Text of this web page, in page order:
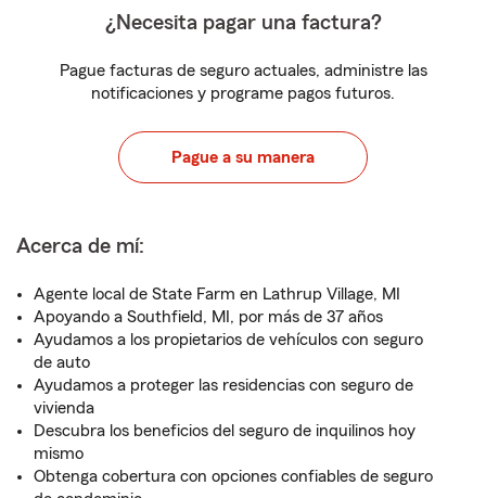
¿Necesita pagar una factura?
Pague facturas de seguro actuales, administre las
notificaciones y programe pagos futuros.
Pague a su manera
Acerca de mí:
Agente local de State Farm en Lathrup Village, MI
Apoyando a Southfield, MI, por más de 37 años
Ayudamos a los propietarios de vehículos con seguro
de auto
Ayudamos a proteger las residencias con seguro de
vivienda
Descubra los beneficios del seguro de inquilinos hoy
mismo
Obtenga cobertura con opciones confiables de seguro